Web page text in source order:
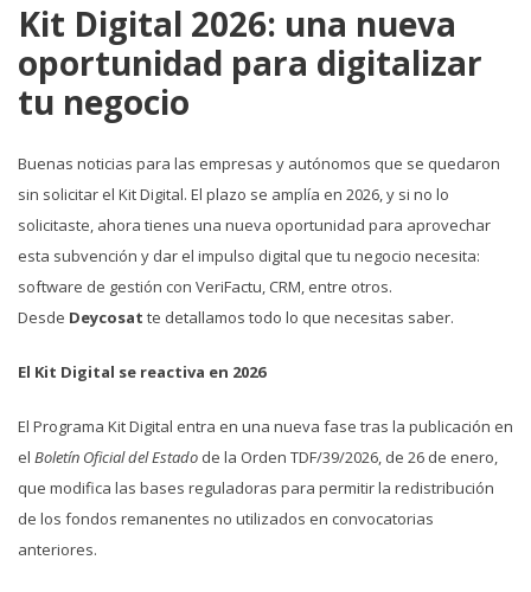
Kit Digital 2026: una nueva
oportunidad para digitalizar
tu negocio
Buenas noticias para las empresas y autónomos que se quedaron
sin solicitar el Kit Digital. El plazo se amplía en 2026, y si no lo
solicitaste, ahora tienes una nueva oportunidad para aprovechar
esta subvención y dar el impulso digital que tu negocio necesita:
software de gestión con VeriFactu, CRM, entre otros.
Desde Deycosat te detallamos todo lo que necesitas saber.
El Kit Digital se reactiva en 2026
El Programa Kit Digital entra en una nueva fase tras la publicación en
el Boletín Oficial del Estado de la Orden TDF/39/2026, de 26 de enero,
que modifica las bases reguladoras para permitir la redistribución
de los fondos remanentes no utilizados en convocatorias
anteriores.